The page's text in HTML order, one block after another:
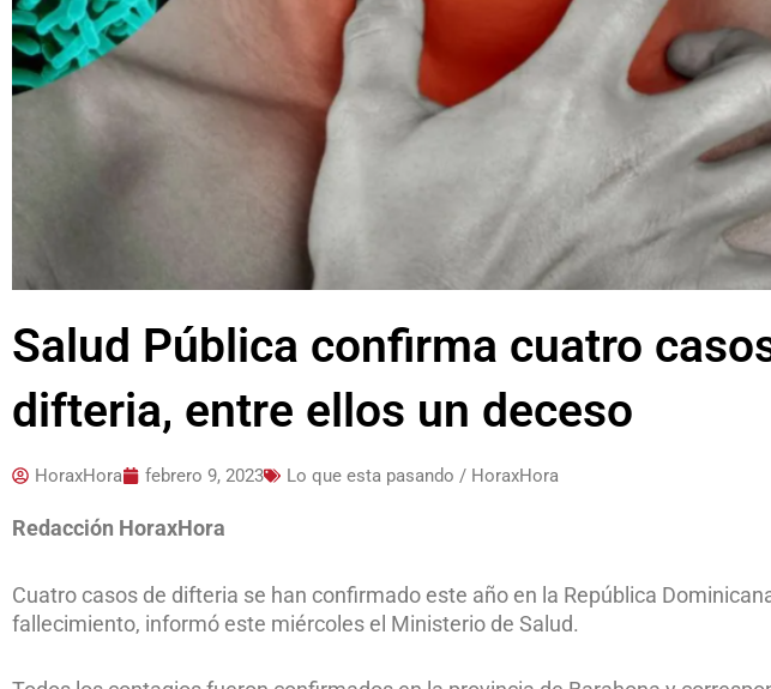
Salud Pública confirma cuatro
difteria, entre ellos un deceso
HoraxHora febrero 9, 2023 Lo que esta pasando / HoraxHora
Redacción HoraxHora
Cuatro casos de difteria se han confirmado este año en la República
fallecimiento, informó este miércoles el Ministerio de Salud.